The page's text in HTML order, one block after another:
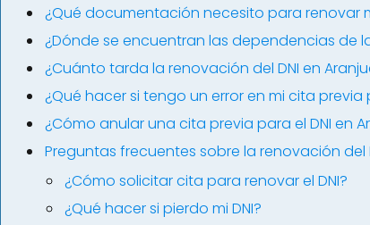
¿Qué documentación necesito para renovar
¿Dónde se encuentran las dependencias de
¿Cuánto tarda la renovación del DNI en
¿Qué hacer si tengo un error en mi cita previa
¿Cómo anular una cita previa para el DNI en
Preguntas frecuentes sobre la renovación del
¿Cómo solicitar cita para renovar el DNI?
¿Qué hacer si pierdo mi DNI?